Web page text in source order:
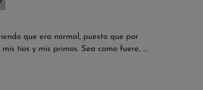
que era normal, puesto que por
tíos y mis primos. Sea como fuere, …